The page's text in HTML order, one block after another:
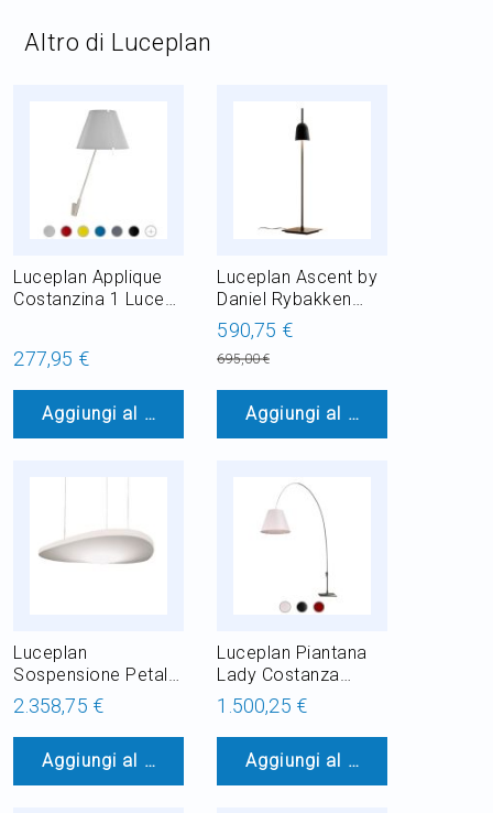
Altro di Luceplan
Luceplan Applique
Costanzina 1 Luce
277,95 €
Aggiungi al Carrello
Luceplan Ascent by
Daniel Rybakken
Lampada da Tavolo
in Acciaio LED 11W
H 65 cm
590,75 €
695,00 €
Aggiungi al Carrello
Luceplan
Sospensione Petale
LED
2.358,75 €
Aggiungi al Carrello
Luceplan Piantana
Lady Costanza
Dimmerabile H 240
cm 1 Luce E27
1.500,25 €
Aggiungi al Carrello